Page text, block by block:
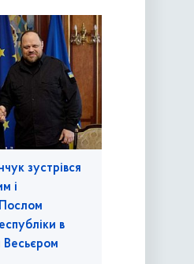
зустрівся
і
в
Весьєром